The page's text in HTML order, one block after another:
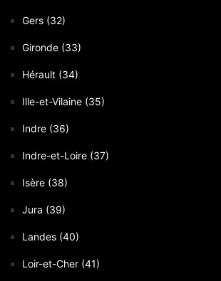
Gers (32)
Gironde (33)
Hérault (34)
Ille-et-Vilaine (35)
Indre (36)
Indre-et-Loire (37)
Isère (38)
Jura (39)
Landes (40)
Loir-et-Cher (41)